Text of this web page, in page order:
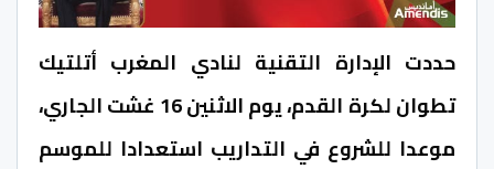
حددت الإدارة التقنية لنادي المغرب أتلتيك
تطوان لكرة القدم، يوم الاثنين 16 غشت الجاري،
موعدا للشروع في التداريب استعدادا للموسم